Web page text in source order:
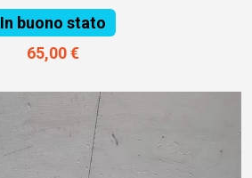
In buono stato
65,00 €